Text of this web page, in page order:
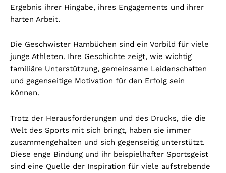
Ergebnis ihrer Hingabe, ihres Engagements und ihrer
harten Arbeit.
Die Geschwister Hambüchen sind ein Vorbild für viele
junge Athleten. Ihre Geschichte zeigt, wie wichtig
familiäre Unterstützung, gemeinsame Leidenschaften
und gegenseitige Motivation für den Erfolg sein
können.
Trotz der Herausforderungen und des Drucks, die die
Welt des Sports mit sich bringt, haben sie immer
zusammengehalten und sich gegenseitig unterstützt.
Diese enge Bindung und ihr beispielhafter Sportsgeist
sind eine Quelle der Inspiration für viele aufstrebende